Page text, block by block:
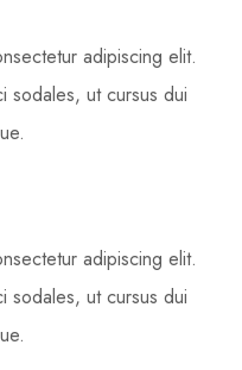
adipiscing elit.
sodales, ut cursus dui
adipiscing elit.
sodales, ut cursus dui